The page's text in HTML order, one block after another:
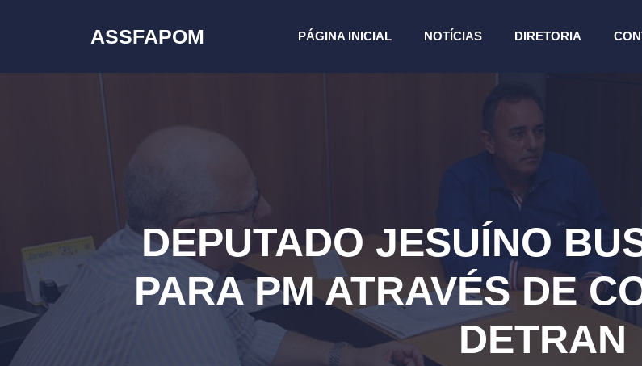
conteúdo
ASSFAPOM PÁGINA INICIAL NOTÍCIAS DIRETORIA
DEPUTADO JESUÍNO
PARA PM ATRAVÉS DE
DETRAN